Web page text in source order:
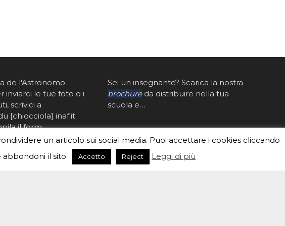
de l'Astronomo
inviarci le tue foto o i
scrivici a
[chiocciola] inaf.it
il form
Sei un insegnante? Scarica la nostra
brochureda distribuire nella tua
scuola e…
un articolo sui social media. Puoi accettare i cookies cliccando
il sito.
Accetto Reject Leggi di più